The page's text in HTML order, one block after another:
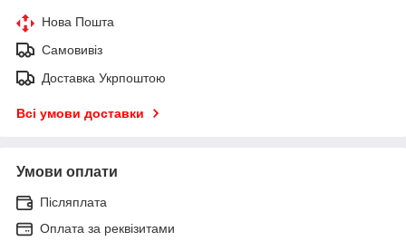
Нова Пошта
Самовивіз
Доставка Укрпоштою
Всі умови доставки
Умови оплати
Післяплата
Оплата за реквізитами